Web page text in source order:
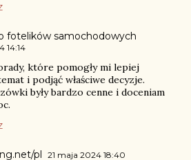
fotelików samochodowych
14:14
które pomogły mi lepiej
i podjąć właściwe decyzje.
były bardzo cenne i doceniam
pl 21 maja 2024 18:40